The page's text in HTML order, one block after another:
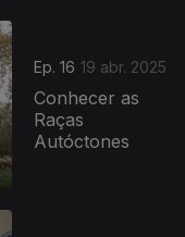
Ep. 16 19 abr. 2025
Conhecer as
Raças
Autóctones